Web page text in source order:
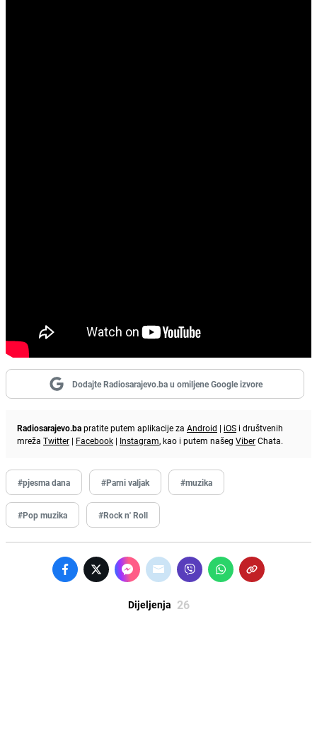
Dodajte Radiosarajevo.ba u omiljene Google izvore
Radiosarajevo.bapratite putem aplikacije za Android | iOS i društvenih
mreža Twitter | Facebook | Instagram, kao i putem našeg ViberChata.
#pjesma dana #Parni valjak #muzika
#Pop muzika #Rock n' Roll
Dijeljenja 26